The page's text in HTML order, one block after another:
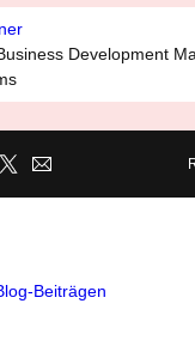
Development
Beiträgen